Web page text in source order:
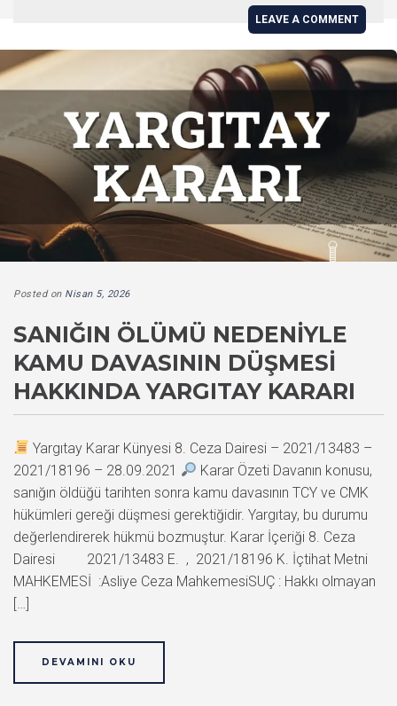
LEAVE A COMMENT
Posted on Nisan 5, 2026
SANIĞIN ÖLÜMÜ NEDENIYLE
KAMU DAVASININ DÜŞMESI
HAKKINDA YARGITAY KARARI
Yargıtay Karar Künyesi 8. Ceza Dairesi – 2021/13483 –
2021/18196 – 28.09.2021
Karar Özeti Davanın konusu,
sanığın öldüğü tarihten sonra kamu davasının TCY ve CMK
hükümleri gereği düşmesi gerektiğidir. Yargıtay, bu durumu
değerlendirerek hükmü bozmuştur. Karar İçeriği 8. Ceza
Dairesi 2021/13483 E. , 2021/18196 K. İçtihat Metni
MAHKEMESİ :Asliye Ceza MahkemesiSUÇ : Hakkı olmayan
[…]
DEVAMINI OKU